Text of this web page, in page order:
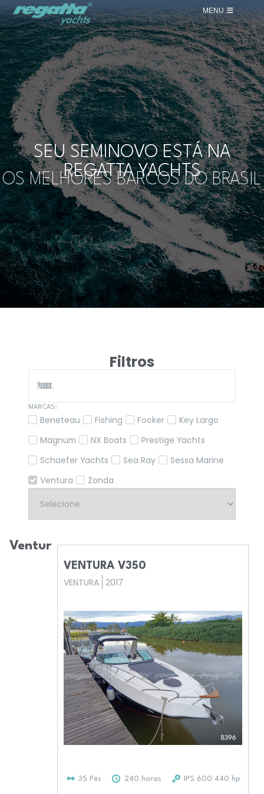
MENU
SEU SEMINOVO ESTÁ NA
REGATTA YACHTS
OS MELHORES BARCOS DO BRASIL
Filtros
MARCAS:
Beneteau Fishing Focker
Key Largo
Magnum
NX Boats
Prestige Yachts
Schaefer Yachts
Sea Ray
Sessa Marine
Ventura
Zonda
Ventura
VENTURA V350
VENTURA 2017
35 Pés 240 horas IPS 600 440 hp